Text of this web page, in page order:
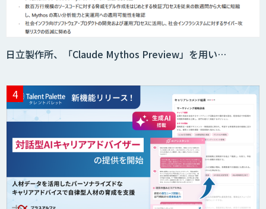
日立製作所、「Claude Mythos Preview」を用い…